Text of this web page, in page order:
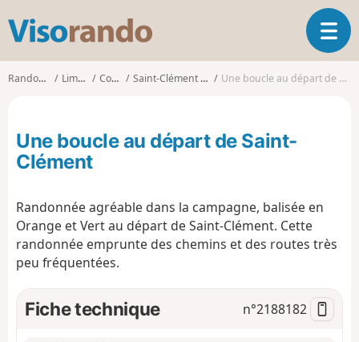
s
o
d
O
u
v
g
i
n
Randonnées Limousin Corrèze Saint-Clément (Corrèze) Une boucle au départ de Saint-Clément
Une boucle au départ de Saint-
Clément
Randonnée agréable dans la campagne, balisée en
Orange et Vert au départ de Saint-Clément. Cette
randonnée emprunte des chemins et des routes très
peu fréquentées.
Fiche technique n°2188182